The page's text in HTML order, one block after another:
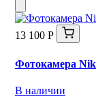
13 100 Р
Фотокамера
В наличии